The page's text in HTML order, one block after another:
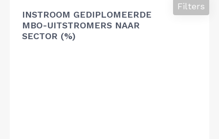
INSTROOM GEDIPLOMEERDE
MBO-UITSTROMERS NAAR
SECTOR (%)
Filters